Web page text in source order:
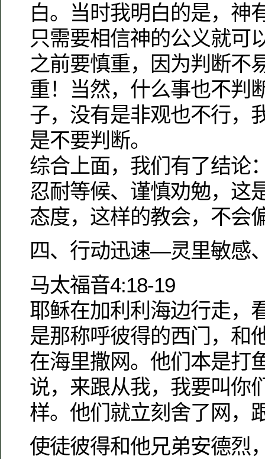
白。当时我明白的是，神
只需要相信神的公义就可
之前要慎重，因为判断不
重！当然，什么事也不判
子，没有是非观也不行，
是不要判断。
综合上面，我们有了结论
忍耐等候、谨慎劝勉，这
态度，这样的教会，不会
四、行动迅速—灵里敏感
马太福音4:18-19
耶稣在加利利海边行走，
是那称呼彼得的西门，和
在海里撒网。他们本是打
说，来跟从我，我要叫你
样。他们就立刻舍了网，
使徒彼得和他兄弟安德烈